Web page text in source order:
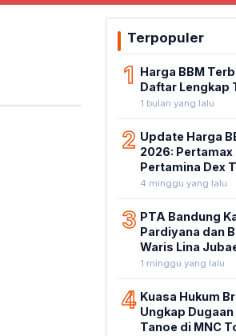
Terpopuler
1 Harga BBM
Daftar Lengkap
1 bulan yang lalu
2 Update Harga
2026:
Pertamina Dex
4 minggu yang lalu
3 PTA Bandung
Pardiyana dan
Waris Lina
1 minggu yang lalu
4 Kuasa Hukum
Ungkap
Tanoe di MNC